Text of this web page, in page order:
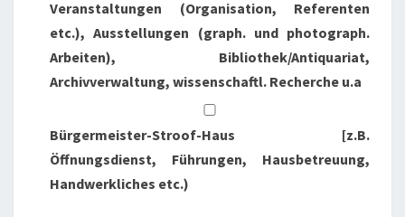
Veranstaltungen (Organisation, Referenten
etc.), Ausstellungen (graph. und photograph.
Arbeiten), Bibliothek/Antiquariat,
Archivverwaltung, wissenschaftl. Recherche u.a
Bürgermeister-Stroof-Haus [z.B.
Öffnungsdienst, Führungen, Hausbetreuung,
Handwerkliches etc.)